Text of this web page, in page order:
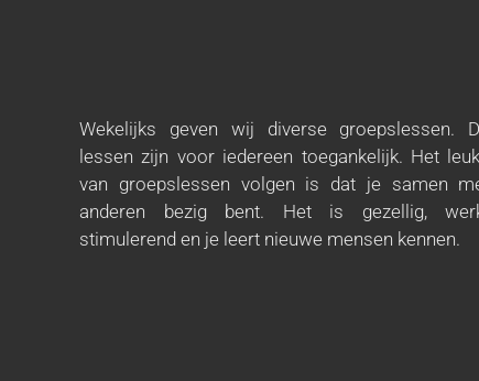
Wekelijks geven wij diverse groepslessen.
lessen zijn voor iedereen toegankelijk. Het
van groepslessen volgen is dat je samen
anderen bezig bent. Het is gezellig,
stimulerend en je leert nieuwe mensen kennen.